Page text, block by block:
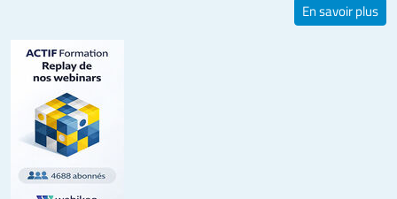
En savoir plus